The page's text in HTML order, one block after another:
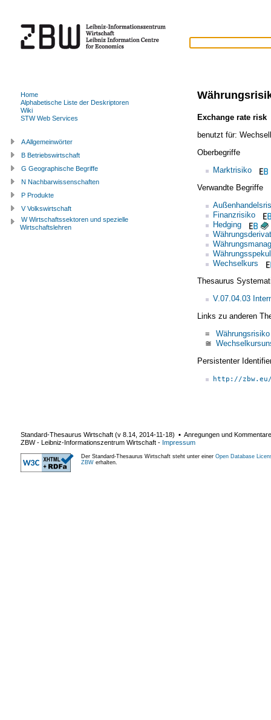
Exchange rate risk
benutzt für:
Oberbegriffe
Marktrisiko
Verwandte Begriffe
Finanzrisiko
Hedging
Währungsderivat
Wechselkurs
Thesaurus
V.07.04.03
Links zu anderen
=
Währungsrisiko
≅
Persistenter
http://
Home
Alphabetische Liste der Deskriptoren
Wiki
STW Web Services
A Allgemeinwörter
B Betriebswirtschaft
G Geographische Begriffe
N Nachbarwissenschaften
P Produkte
V Volkswirtschaft
W Wirtschaftssektoren und spezielle
Wirtschaftslehren
Standard-Thesaurus Wirtschaft (v 8.14 2014-11-18) ▪ Anregungen und
ZBW - Leibniz-Informationszentrum Wirtschaft - Impressum
Der Standard-Thesaurus Wirtschaft steht unter einer Open Database
ZBW erhalten.